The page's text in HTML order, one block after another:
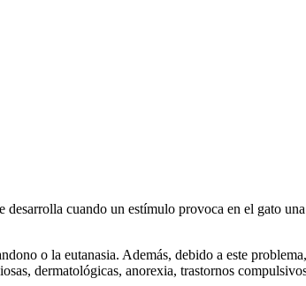
cuando un estímulo provoca en el gato
o la eutanasia. Además, debido a este
dermatológicas, anorexia, trastornos